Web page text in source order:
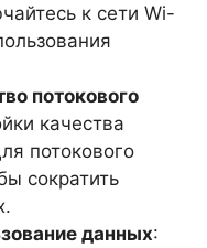
к сети Wi-
потокового
качества
потокового
сократить
данных: